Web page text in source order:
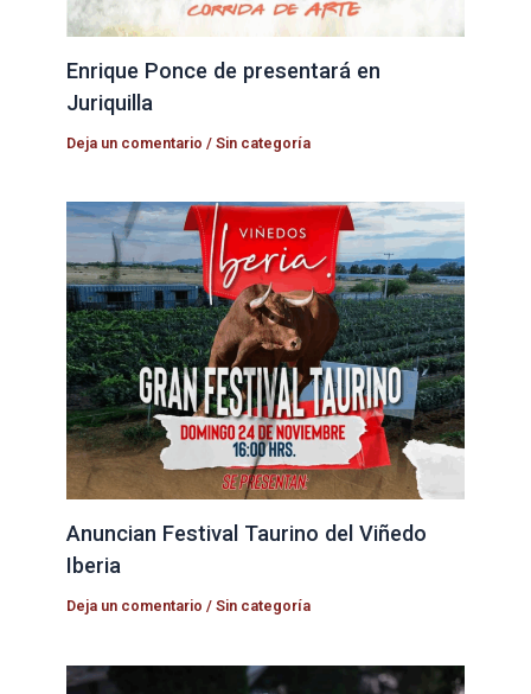
Enrique Ponce de presentará en
Juriquilla
Deja un comentario /Sin categoría
Anuncian Festival Taurino del Viñedo
Iberia
Deja un comentario /Sin categoría